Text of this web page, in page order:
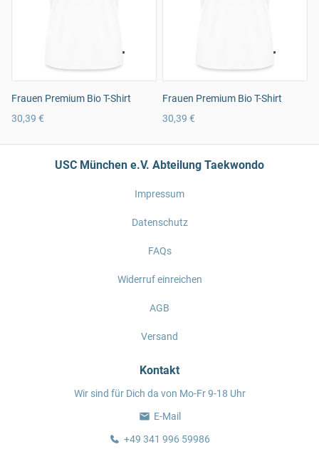
Frauen Premium Bio T-Shirt
30,39 €
Frauen Premium Bio T-Shirt
30,39 €
USC München e.V. Abteilung Taekwondo
Impressum
Datenschutz
FAQs
Widerruf einreichen
AGB
Versand
Kontakt
Wir sind für Dich da von Mo-Fr 9-18 Uhr
E-Mail
+49 341 996 59986